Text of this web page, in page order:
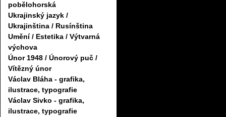
pobělohorská
Ukrajinský jazyk /
Ukrajinština / Rusínština
Umění / Estetika / Výtvarná
výchova
Únor 1948 / Únorový puč /
Vítězný únor
Václav Bláha - grafika,
ilustrace, typografie
Václav Sivko - grafika,
ilustrace, typografie